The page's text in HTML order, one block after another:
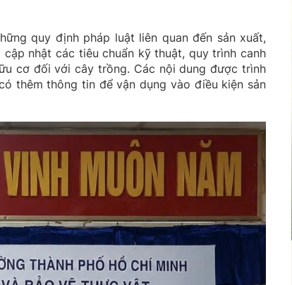
quy định pháp luật liên quan đến sản xuất,
nhật các tiêu chuẩn kỹ thuật, quy trình canh
cơ đối với cây trồng. Các nội dung được trình
thêm thông tin để vận dụng vào điều kiện sản